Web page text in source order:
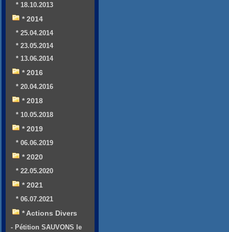
* 18.10.2013
* 2014
* 25.04.2014
* 23.05.2014
* 13.06.2014
* 2016
* 20.04.2016
* 2018
* 10.05.2018
* 2019
* 06.06.2019
* 2020
* 22.05.2020
* 2021
* 06.07.2021
* Actions Divers
- Pétition SAUVONS le